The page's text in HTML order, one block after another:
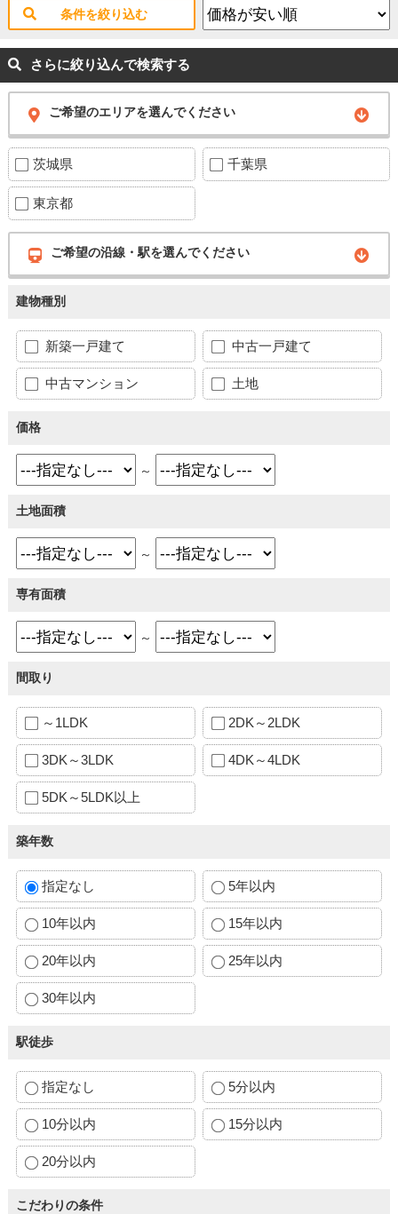
条件を絞り込む
さらに絞り込んで検索する
ご希望のエリアを選んでください
茨城県 千葉県
東京都
ご希望の沿線・駅を選んでください
建物種別
新築一戸建て 中古一戸建て
中古マンション 土地
価格
～
土地面積
～
専有面積
～
間取り
～1LDK 2DK～2LDK
3DK～3LDK 4DK～4LDK
5DK～5LDK以上
築年数
指定なし 5年以内
10年以内 15年以内
20年以内 25年以内
30年以内
駅徒歩
指定なし 5分以内
10分以内 15分以内
20分以内
こだわりの条件